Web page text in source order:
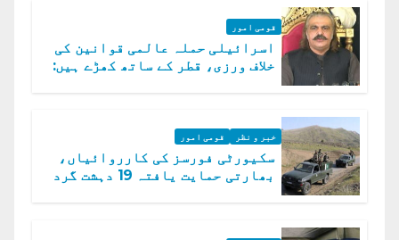
قومی امور
اسرائیلی حملہ عالمی قوانین کی
خلاف ورزی، قطر کے ساتھ کھڑے ہیں:
خبر و نظر قومی امور
سکیورٹی فورسز کی کارروائیاں،
بھارتی حمایت یافتہ 19 دہشت گرد